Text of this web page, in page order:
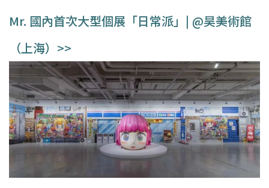
Mr. 國內首次大型個展「日常派」| @昊美術館
（上海）>>